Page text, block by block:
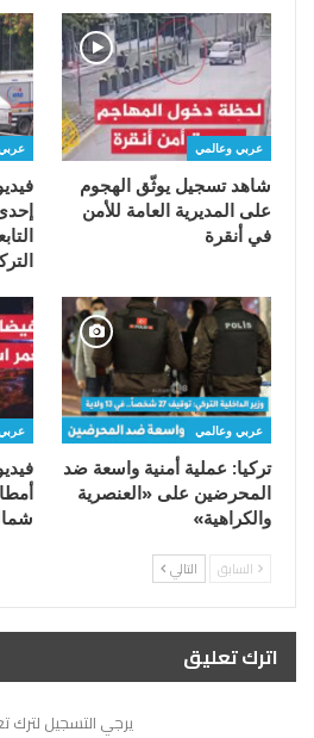
عربي وعالمي
شاهد تسجيل يوثّق الهجوم
على المديرية العامة للأمن
في أنقرة
عربي وعالمي
تركيا: عملية أمنية واسعة ضد
المحرضين على «العنصرية
والكراهية»
السابق التالي
اترك تعليق
يرجي التسجيل لترك